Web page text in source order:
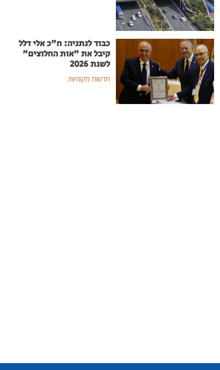
כבוד לנתניה: ח"כ אלי דלל
קיבל את "אות החלוצים"
לשנת 2026
חדשות מקומיות